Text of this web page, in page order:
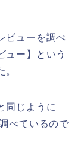
ビューを調べ
ー】という
同じように
べているので